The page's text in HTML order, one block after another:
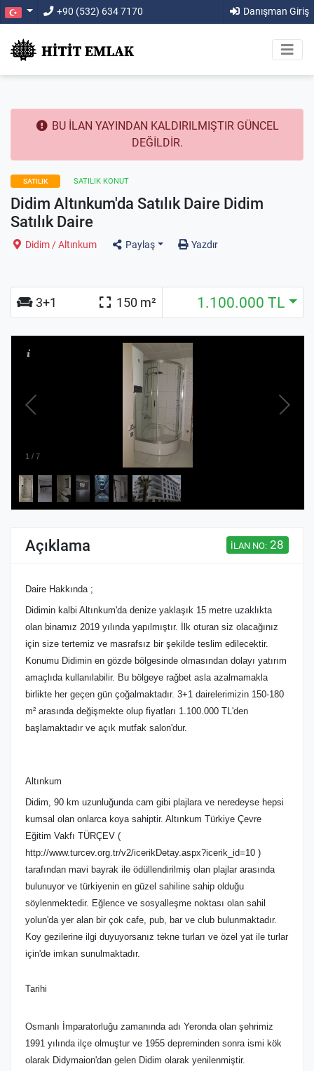
+90 (532) 634 7170 Danışman Giriş
BU İLAN YAYINDAN KALDIRILMIŞTIR GÜNCEL
DEĞİLDİR.
SATILIK SATILIK KONUT
Didim Altınkum'da Satılık Daire Didim
Satılık Daire
Didim / Altınkum Paylaş Yazdır
3+1 150 m² 1.100.000 TL
1 / 7
Açıklama İLAN NO: 28
Daire Hakkında ;
Didimin kalbi Altınkum'da denize yaklaşık 15 metre uzaklıkta
olan binamız 2019 yılında yapılmıştır. İlk oturan siz olacağınız
için size tertemiz ve masrafsız bir şekilde teslim edilecektir.
Konumu Didimin en gözde bölgesinde olmasından dolayı yatırım
amaçlıda kullanılabilir. Bu bölgeye rağbet asla azalmamakla
birlikte her geçen gün çoğalmaktadır. 3+1 dairelerimizin 150-180
m² arasında değişmekte olup fiyatları 1.100.000 TL'den
başlamaktadır ve açık mutfak salon'dur.
Altınkum
Didim, 90 km uzunluğunda cam gibi plajlara ve neredeyse hepsi
kumsal olan onlarca koya sahiptir. Altınkum Türkiye Çevre
Eğitim Vakfı TÜRÇEV (
http://www.turcev.org.tr/v2/icerikDetay.aspx?icerik_id=10 )
tarafından mavi bayrak ile ödüllendirilmiş olan plajlar arasında
bulunuyor ve türkiyenin en güzel sahiline sahip olduğu
söylenmektedir. Eğlence ve sosyalleşme noktası olan sahil
yolun'da yer alan bir çok cafe, pub, bar ve club bulunmaktadır.
Koy gezilerine ilgi duyuyorsanız tekne turları ve özel yat ile turlar
için'de imkan sunulmaktadır.
Tarihi
Osmanlı İmparatorluğu zamanında adı Yeronda olan şehrimiz
1991 yılında ilçe olmuştur ve 1955 depreminden sonra ismi kök
olarak Didymaion'dan gelen Didim olarak yenilenmiştir.